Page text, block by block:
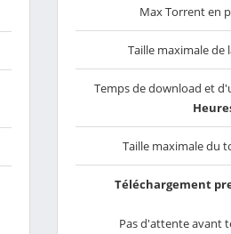
Max Torrent en
Taille maximale de
Temps de download et
Taille maximale du
Téléchargement
Pas d'attente avant